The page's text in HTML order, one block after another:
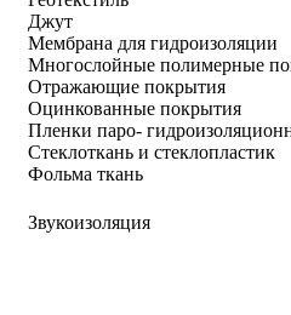
Джут
Мембрана для гидроизоляции
Многослойные полимерные
Отражающие покрытия
Оцинкованные покрытия
Пленки паро-
Стеклоткань и стеклопластик
Фольма ткань
Звукоизоляция